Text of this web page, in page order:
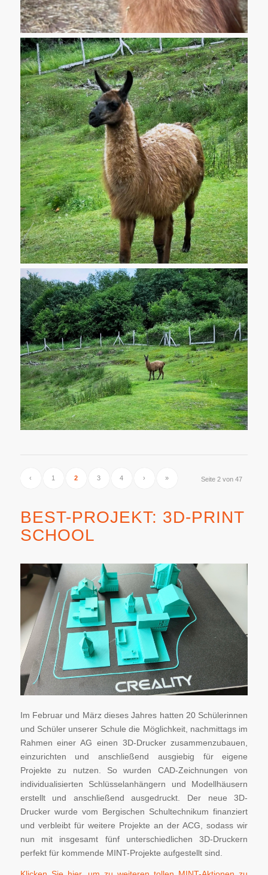
Seite 2 von 47
‹ 1 2 3 4 › »
BEST-PROJEKT: 3D-PRINT
SCHOOL
Im Februar und März dieses Jahres hatten 20 Schülerinnen
und Schüler unserer Schule die Möglichkeit, nachmittags im
Rahmen einer AG einen 3D-Drucker zusammenzubauen,
einzurichten und anschließend ausgiebig für eigene
Projekte zu nutzen. So wurden CAD-Zeichnungen von
individualisierten Schlüsselanhängern und Modellhäusern
erstellt und anschließend ausgedruckt. Der neue 3D-
Drucker wurde vom Bergischen Schultechnikum finanziert
und verbleibt für weitere Projekte an der ACG, sodass wir
nun mit insgesamt fünf unterschiedlichen 3D-Druckern
perfekt für kommende MINT-Projekte aufgestellt sind.